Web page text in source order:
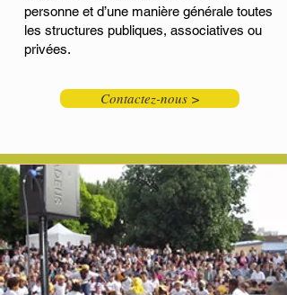
personne et d’une manière générale toutes
les structures publiques, associatives ou
privées.
Contactez-nous >